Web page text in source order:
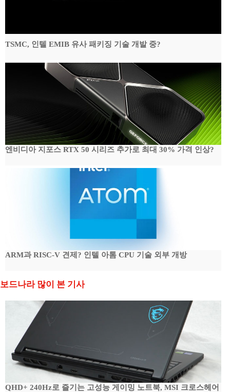
TSMC, 인텔 EMIB 유사 패키징 기술 개발 중?
엔비디아 지포스 RTX 50 시리즈 추가로 최대 30% 가격 인상?
ARM과 RISC-V 견제? 인텔 아톰 CPU 기술 외부 개방
보드나라 많이 본 기사
QHD+ 240Hz로 즐기는 고성능 게이밍 노트북, MSI 크로스헤어